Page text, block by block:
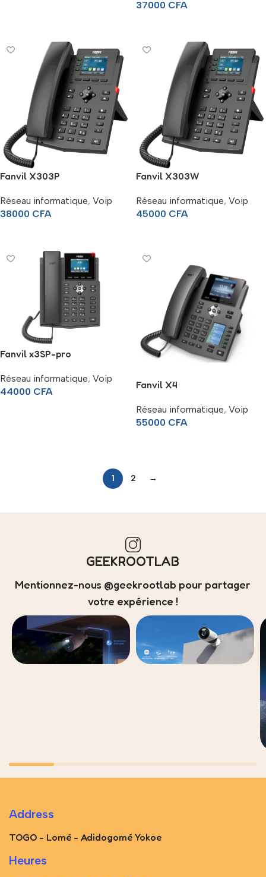
37000 CFA
Fanvil X303P
Réseau informatique, Voip
38000 CFA
Fanvil X303W
Réseau informatique, Voip
45000 CFA
Fanvil x3SP-pro
Réseau informatique, Voip
44000 CFA
Fanvil X4
Réseau informatique, Voip
55000 CFA
1 2 →
GEEKROOTLAB
Mentionnez-nous @geekrootlab pour partager
votre expérience !
Address
TOGO - Lomé - Adidogomé Yokoe
Heures